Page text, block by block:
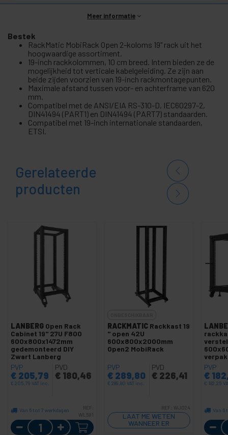
Meer informatie
Bestek
RackMatic MobiRack Open 2-koloms 19" rack uit het
hoogwaardige assortiment.
19-inch rackkolommen, 10 cm breed. Intern bieden ze de
mogelijkheid tot verticale kabelgeleiding. Ze zijn aan
beide zijden voorzien van 19-inch rackmontagepunten.
Maximale afstand tussen voor- en achterframe van 620
mm.
Compatibel met de ANSI/EIA RS-310-D, IEC60297-2,
DIN41494 (PART1) en DIN41494 (PART7) standaarden.
Compatibel met 19-inch internationale standaarden,
ETSI.
Gerelateerde
producten
LANBERG Open Rack
Cabinet 19" 27U F800
600x800x1472mm
gedemonteerd DIY
Zwart Lanberg
PVP
€ 205,79
€ 205,79 VAT inc.
PVD
€180,46
Van 6 tot 7 werkdagen
REF:
WL581
Aantal
RACKMATIC Rackkast 19
'' open 42U
600x800x2000mm
Open2 MobiRack
PVP
€ 289,80
€ 289,80 VAT inc.
PVD
€226,41
REF: WJ024
LAAT ME WETEN
WANNEER ER
VOORRAAD IS
PVP
€
€ 182,25
Van 6